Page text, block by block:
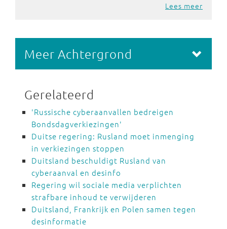
Lees meer
Meer Achtergrond
Gerelateerd
'Russische cyberaanvallen bedreigen
Bondsdagverkiezingen'
Duitse regering: Rusland moet inmenging
in verkiezingen stoppen
Duitsland beschuldigt Rusland van
cyberaanval en desinfo
Regering wil sociale media verplichten
strafbare inhoud te verwijderen
Duitsland, Frankrijk en Polen samen tegen
desinformatie